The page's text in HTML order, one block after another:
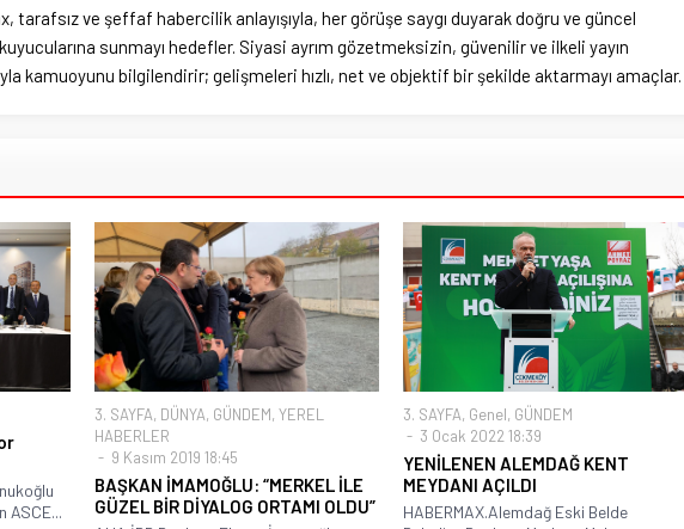
tarafsız ve şeffaf habercilik anlayışıyla, her görüşe saygı duyarak doğru ve güncel
sunmayı hedefler. Siyasi ayrım gözetmeksizin, güvenilir ve ilkeli yayın
kamuoyunu bilgilendirir; gelişmeleri hızlı, net ve objektif bir şekilde aktarmayı amaçlar.
ASCE...
3. SAYFA, DÜNYA, GÜNDEM, YEREL
HABERLER
9 Kasım 2019 18:45
BAŞKAN İMAMOĞLU: “MERKEL İLE
GÜZEL BİR DİYALOG ORTAMI OLDU”
3. SAYFA, Genel, GÜNDEM
3 Ocak 2022 18:39
YENİLENEN ALEMDAĞ KENT
MEYDANI AÇILDI
HABERMAX.Alemdağ Eski Belde